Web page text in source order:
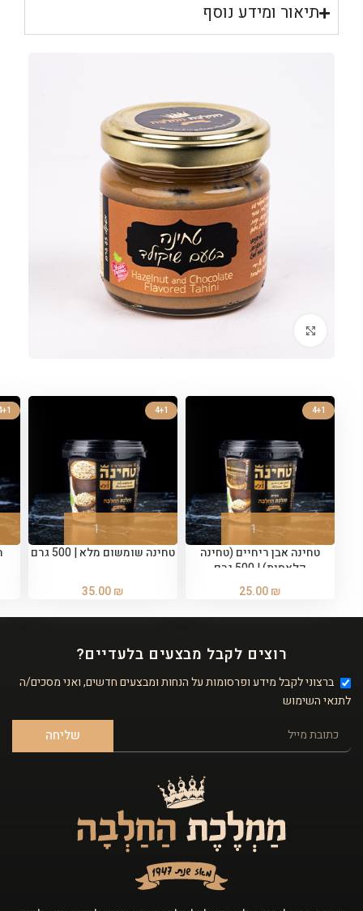
תיאור ומידע נוסף
4+1
טחינה אבן ריחיים (טחינה
קלאסית) | 500 גרם
25.00₪
4+1
טחינה שומשום מלא | 500 גרם
35.00₪
רוצים לקבל מבצעים בלעדיים?
ברצוני לקבל מידע ופרסומות על הנחות ומבצעים חדשים, ואני מסכים/ה
לתנאי השימוש
שליחה